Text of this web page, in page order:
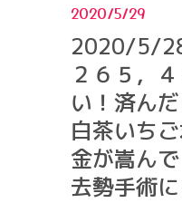
2020/5/29
2020/5/28
２６５，
い！済ん
白茶いち
金が嵩ん
去勢手術に